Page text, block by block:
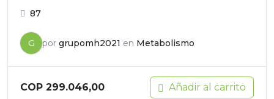
87
G por grupomh2021 en Metabolismo
COP 299.046,00 Añadir al carrito